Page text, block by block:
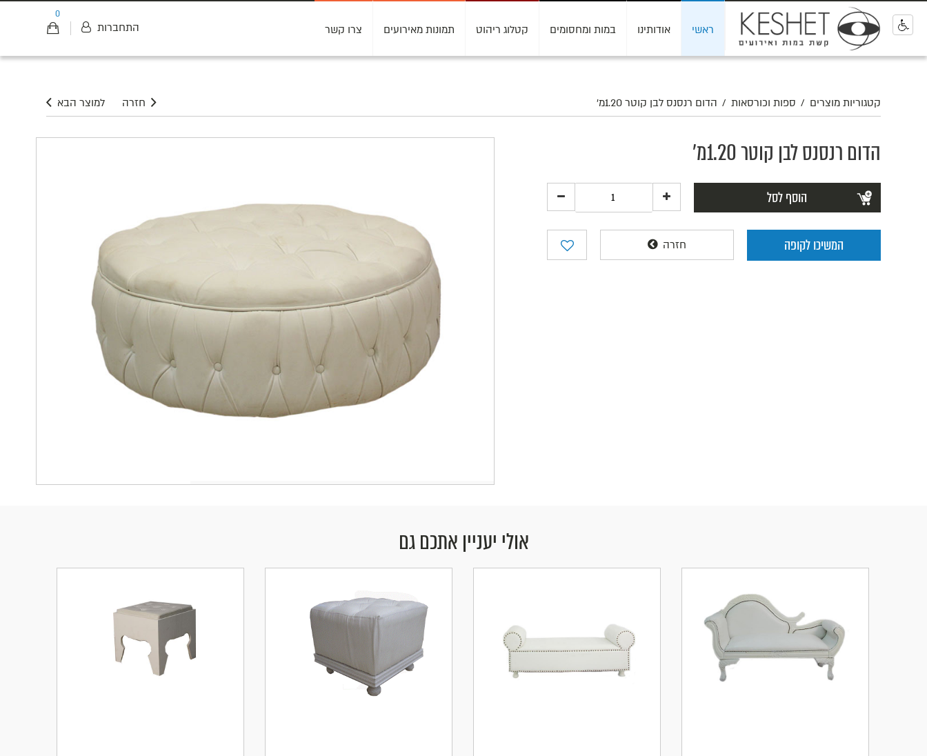
ראשי אודותינו במות ומחסומים קטלוג ריהוט תמונות מאירועים צרו קשר
0
התחברות
קטגוריות מוצרים / ספות וכורסאות / הדום רנסנס לבן קוטר 1.20מ' למוצר הבא חזרה
הדום רנסנס לבן קוטר 1.20מ'
הוסף לסל
המשיכו לקופה חזרה
אולי יעניין אתכם גם